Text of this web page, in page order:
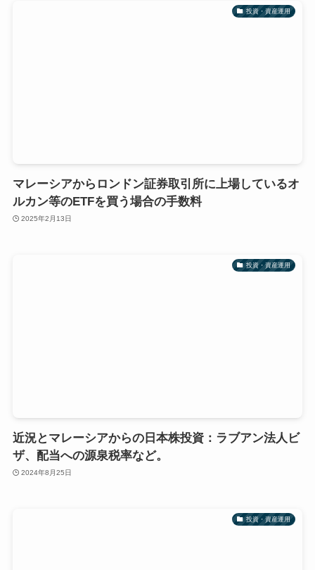
投資・資産運用
マレーシアからロンドン証券取引所に上場しているオ
ルカン等のETFを買う場合の手数料
2025年2月13日
投資・資産運用
近況とマレーシアからの日本株投資：ラブアン法人ビ
ザ、配当への源泉税率など。
2024年8月25日
投資・資産運用